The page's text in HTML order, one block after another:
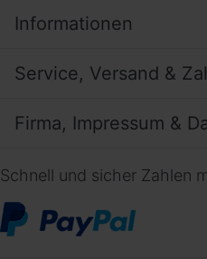
Informationen
Service, Versand &
Firma, Impressum &
Schnell und sicher Zahlen